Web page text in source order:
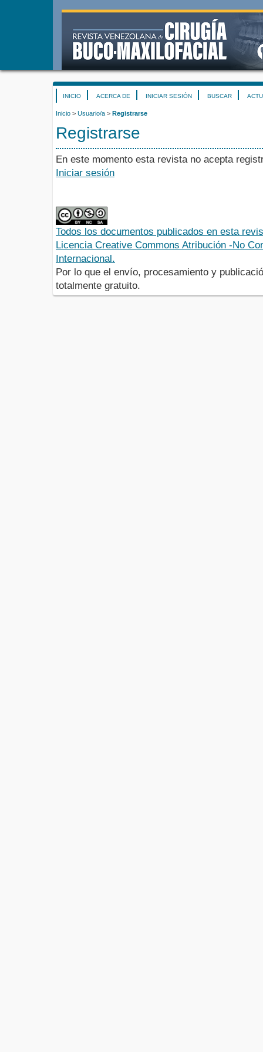
INICIO ACERCA DE INICIAR SESIÓN BUSCAR
Inicio > Usuario/a > Registrarse
Registrarse
En este momento esta revista no acepta
Iniciar sesión
Todos los documentos publicados en esta
Licencia Creative Commons Atribución -No
Internacional.
Por lo que el envío, procesamiento y
totalmente gratuito.